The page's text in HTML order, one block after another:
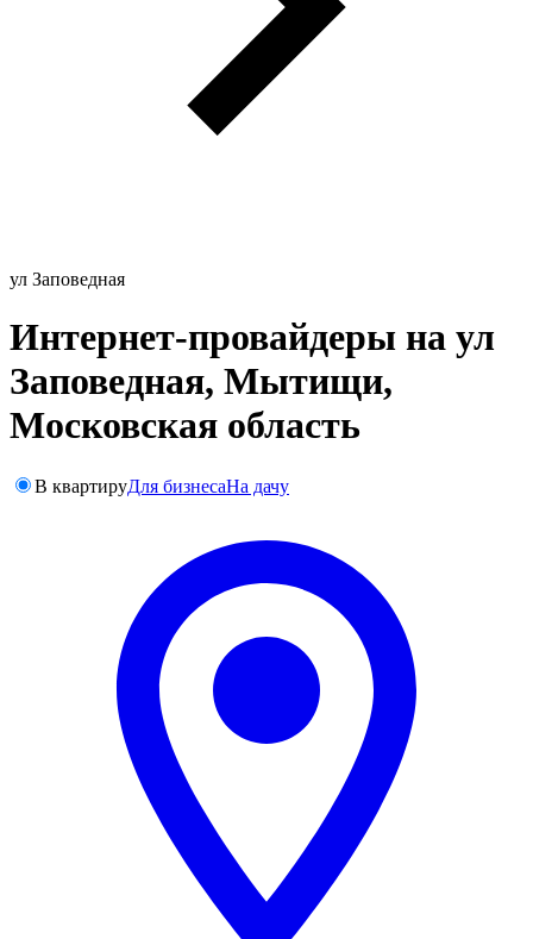
ул Заповедная
Интернет-провайдеры на ул
Заповедная, Мытищи,
Московская область
В квартируДля бизнесаНа дачу